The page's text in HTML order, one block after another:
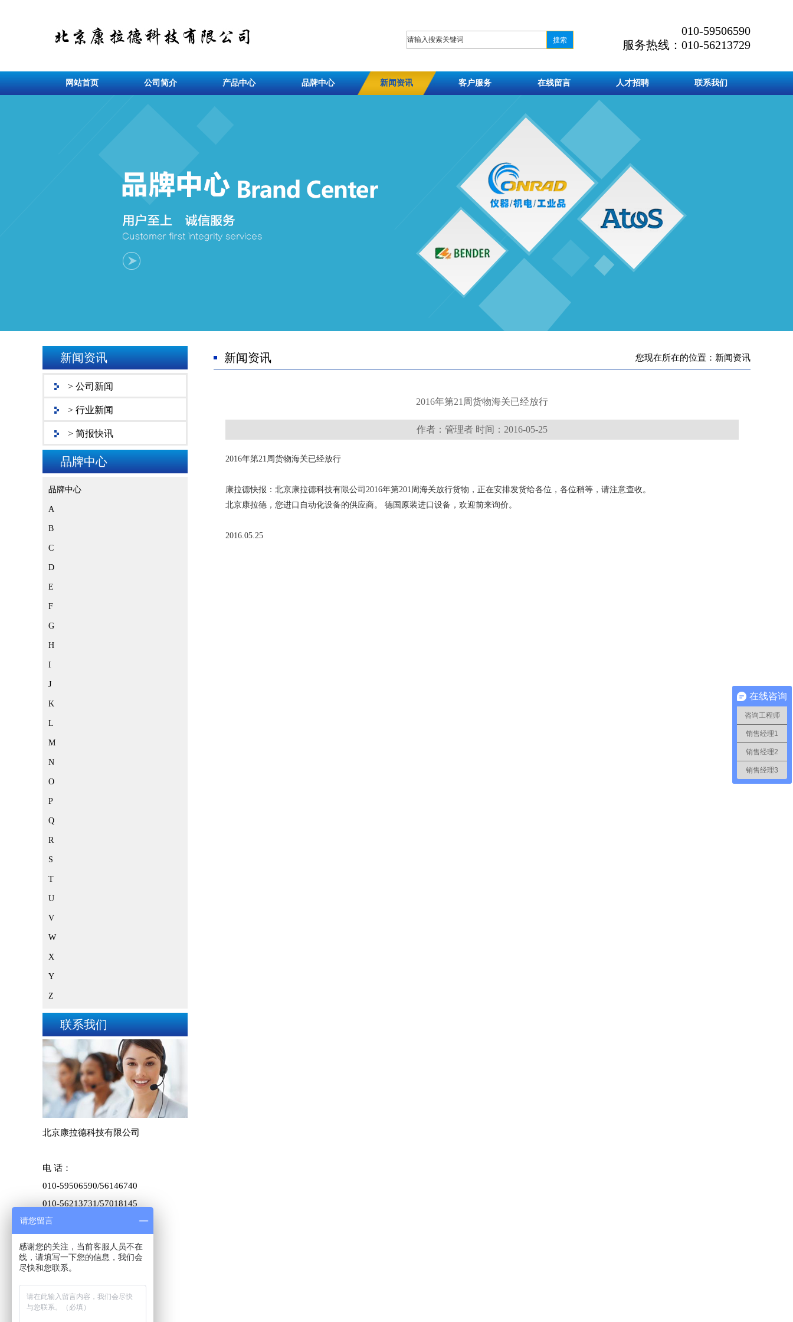
010-59506590
服务热线：010-56213729
网站首页 公司简介 产品中心 品牌中心 新闻资讯 客户服务 在线留言 人才招聘 联系我们
新闻资讯
> 公司新闻
> 行业新闻
> 简报快讯
品牌中心
品牌中心
A
B
C
D
E
F
G
H
I
J
K
L
M
N
O
P
Q
R
S
T
U
V
W
X
Y
Z
联系我们
北京康拉德科技有限公司
电 话：
010-59506590/56146740
010-56213731/57018145
010-56078794/57428837
010-56146738
传 真：010-59506590
新闻资讯 您现在所在的位置：新闻资讯
2016年第21周货物海关已经放行
作者：管理者 时间：2016-05-25
2016年第21周货物海关已经放行
康拉德快报：北京康拉德科技有限公司2016年第201周海关放行货物，正在安排发货给各位，各位稍等，请注意查收。
北京康拉德，您进口自动化设备的供应商。 德国原装进口设备，欢迎前来询价。
2016.05.25
在线咨询
咨询工程师
销售经理1
销售经理2
销售经理3
请您留言
感谢您的关注，当前客服人员不在
线，请填写一下您的信息，我们会
尽快和您联系。